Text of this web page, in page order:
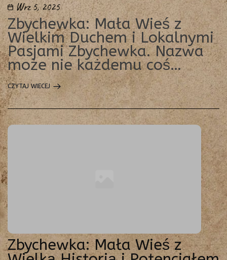
Wrz 5, 2025
Zbychewka: Mała Wieś z
Wielkim Duchem i Lokalnymi
Pasjami Zbychewka. Nazwa
może nie każdemu coś…
CZYTAJ WIECEJ
Zbychewka: Mała Wieś z